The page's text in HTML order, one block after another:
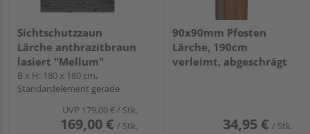
Sichtschutzzaun
Lärche anthrazitbraun
lasiert "Mellum"
B x H: 180 x 180 cm,
Standardelement gerade
UVP 179,00 € / Stk.
169,00 € / Stk.
90x90mm Pfosten
Lärche, 190cm
verleimt, abgeschrägt
34,95 € / Stk.